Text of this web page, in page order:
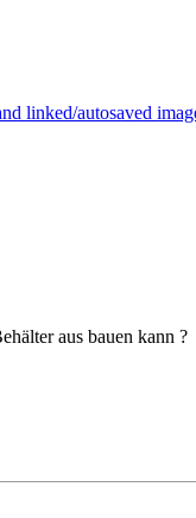
aus bauen kann ?